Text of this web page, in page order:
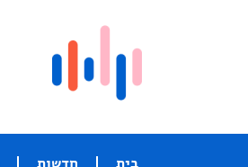
בית חדשות